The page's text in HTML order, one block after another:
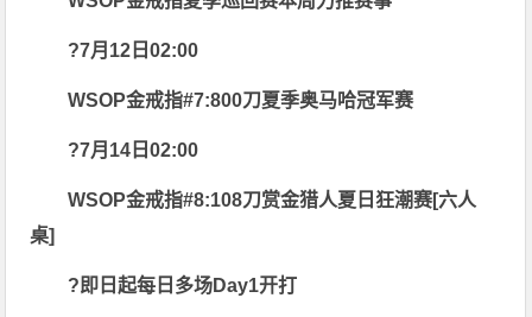
?7月12日02:00
WSOP金戒指#7:800刀夏季奥马哈冠军赛
?7月14日02:00
WSOP金戒指#8:108刀赏金猎人夏日狂潮赛[六人
桌]
?即日起每日多场Day1开打